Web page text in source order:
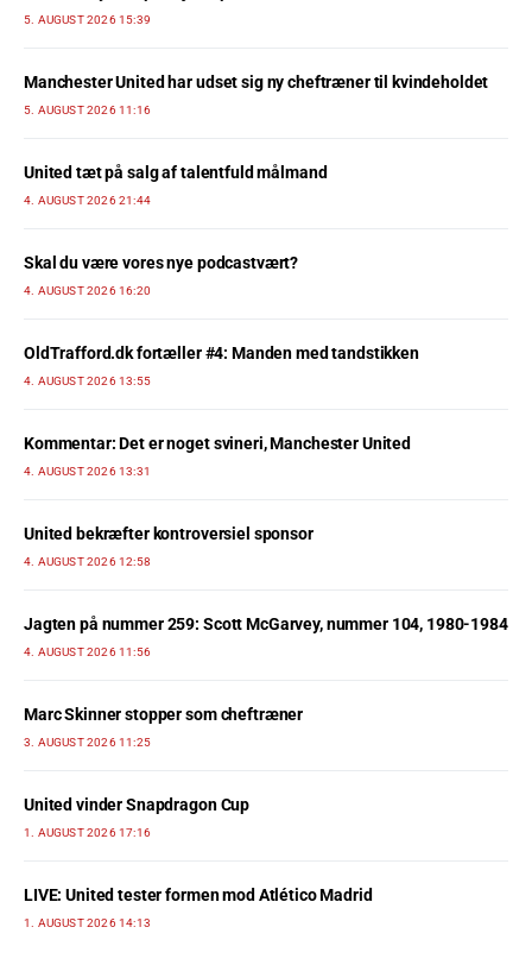
5. AUGUST 2026 15:39
Manchester United har udset sig ny cheftræner til kvindeholdet
5. AUGUST 2026 11:16
United tæt på salg af talentfuld målmand
4. AUGUST 2026 21:44
Skal du være vores nye podcastvært?
4. AUGUST 2026 16:20
OldTrafford.dk fortæller #4: Manden med tandstikken
4. AUGUST 2026 13:55
Kommentar: Det er noget svineri, Manchester United
4. AUGUST 2026 13:31
United bekræfter kontroversiel sponsor
4. AUGUST 2026 12:58
Jagten på nummer 259: Scott McGarvey, nummer 104, 1980-1984
4. AUGUST 2026 11:56
Marc Skinner stopper som cheftræner
3. AUGUST 2026 11:25
United vinder Snapdragon Cup
1. AUGUST 2026 17:16
LIVE: United tester formen mod Atlético Madrid
1. AUGUST 2026 14:13